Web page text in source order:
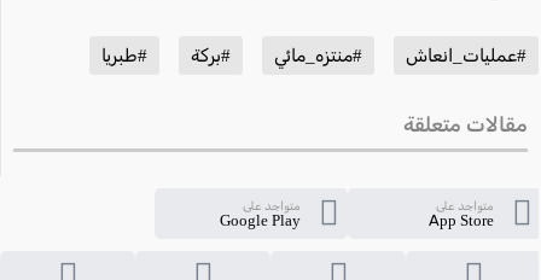
#عمليات_انعاش #منتزه_مائي #بركة #طبريا
مقالات متعلقة
متواجد على
App Store
متواجد على
Google Play